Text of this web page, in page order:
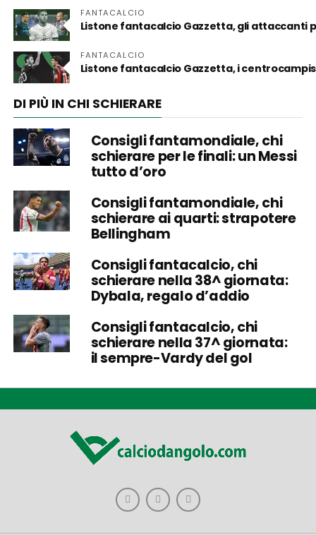
FANTACALCIO
Listone fantacalcio Gazzetta, gli attaccanti
FANTACALCIO
Listone fantacalcio Gazzetta, i
DI PIÙ IN CHI SCHIERARE
Consigli fantamondiale, chi
schierare per le finali: un Messi
tutto d’oro
Consigli fantamondiale, chi
schierare ai quarti: strapotere
Bellingham
Consigli fantacalcio, chi
schierare nella 38^ giornata:
Dybala, regalo d’addio
Consigli fantacalcio, chi
schierare nella 37^ giornata:
il sempre-Vardy del gol